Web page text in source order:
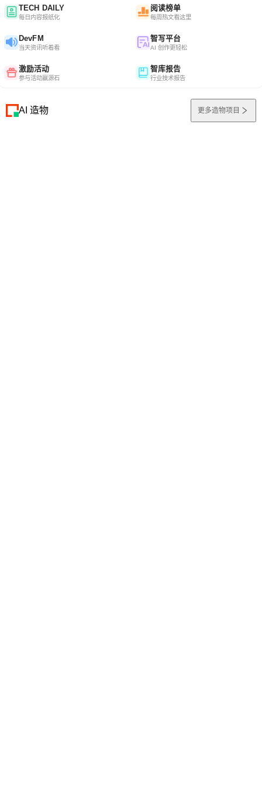
TECH DAILY
每日内容报纸化
阅读榜单
每周热文看这里
DevFM
当天资讯听着看
智写平台
AI 创作更轻松
激励活动
参与活动赢源石
智库报告
行业技术报告
AI 造物 更多造物项目